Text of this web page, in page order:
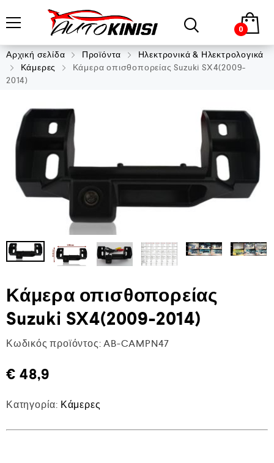
0
Αρχική σελίδα Προϊόντα
Ηλεκτρονικά & Ηλεκτρολογικά
Κάμερες
Κάμερα οπισθοπορείας Suzuki SX4(2009-
2014)
Κάμερα οπισθοπορείας
Suzuki SX4(2009-2014)
Κωδικός προϊόντος: AB-CAMPN47
€ 48,9
Κατηγορία: Κάμερες